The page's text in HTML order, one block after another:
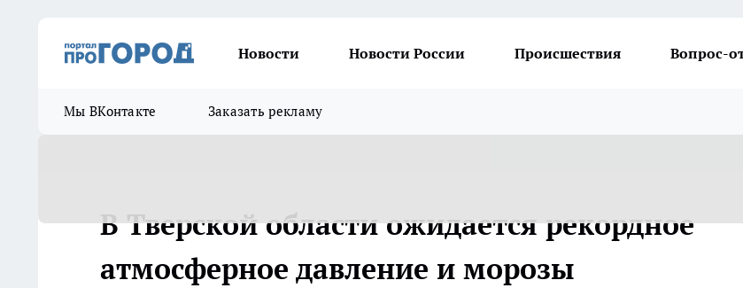
Новости Новости России Происшествия Вопрос-
Мы ВКонтакте Заказать рекламу
В Тверской области ожидается рекордное
атмосферное давление и морозы